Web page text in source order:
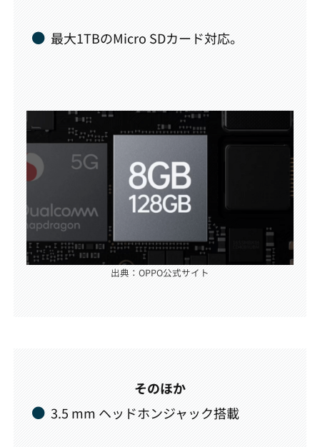
最大1TBのMicro SDカード対応。
出典：OPPO公式サイト
そのほか
3.5 mm ヘッドホンジャック搭載